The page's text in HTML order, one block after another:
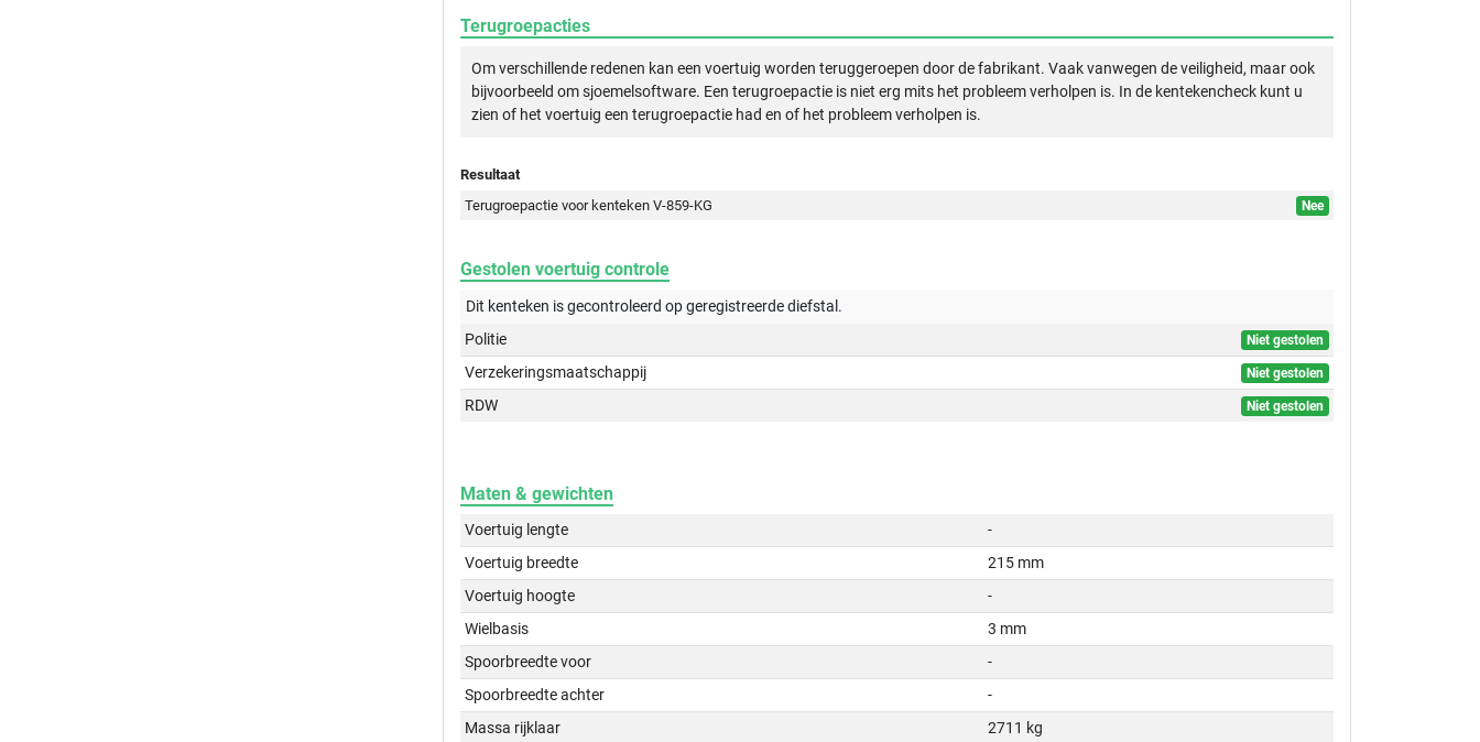
Terugroepacties
Om verschillende redenen kan een voertuig worden teruggeroepen door de fabrikant. Vaak vanwegen de veiligheid, maar ook
bijvoorbeeld om sjoemelsoftware. Een terugroepactie is niet erg mits het probleem verholpen is. In de kentekencheck kunt u
zien of het voertuig een terugroepactie had en of het probleem verholpen is.
Resultaat
Terugroepactie voor kenteken V-859-KG
Nee
Gestolen voertuig controle
Dit kenteken is gecontroleerd opgeregistreerdediefstal.
Politie
Niet gestolen
Verzekeringsmaatschappij Niet gestolen
RDW Niet gestolen
Maten & gewichten
Voertuig lengte
-
Voertuig breedte
215 mm
Voertuig hoogte
-
Wielbasis
3 mm
Spoorbreedte voor
-
Spoorbreedte achter
-
Massa rijklaar
2711 kg